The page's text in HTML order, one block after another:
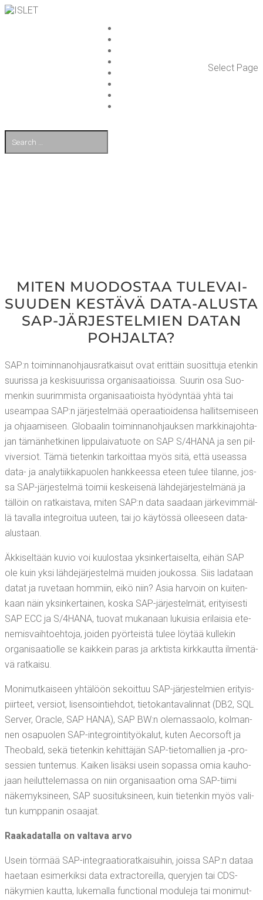
Select Page
MITEN MUO­DOS­TAA TULE­VAI­
SUU­DEN KES­TÄ­VÄ DATA-ALUS­TA
SAP-JÄR­JES­TEL­MIEN DATAN
POHJALTA?
SAP:n toi­min­na­noh­jaus­rat­kai­sut ovat erit­täin suo­sit­tu­ja eten­kin
suu­ris­sa ja kes­ki­suu­ris­sa orga­ni­saa­tiois­sa. Suu­rin osa Suo­
men­kin suu­rim­mis­ta orga­ni­saa­tiois­ta hyö­dyn­tää yhtä tai
useam­paa SAP:n jär­jes­tel­mää ope­raa­tioi­den­sa hal­lit­se­mi­seen
ja ohjaa­mi­seen. Glo­baa­lin toi­min­na­noh­jauk­sen mark­kin­ajoh­ta­
jan tämän­het­ki­nen lip­pu­lai­va­tuo­te on SAP S/4HANA ja sen pil­
vi­ver­siot. Tämä tie­ten­kin tar­koit­taa myös sitä, että useas­sa
data- ja ana­ly­tiik­ka­puo­len hank­kees­sa eteen tulee tilan­ne, jos­
sa SAP-jär­jes­tel­mä toi­mii kes­kei­se­nä läh­de­jär­jes­tel­mä­nä ja
täl­löin on rat­kais­ta­va, miten SAP:n data saa­daan jär­ke­vim­mäl­
lä taval­la integroi­tua uuteen, tai jo käy­tös­sä ollee­seen data-
alustaan.
Äkki­sel­tään kuvio voi kuu­los­taa yksin­ker­tai­sel­ta, eihän SAP
ole kuin yksi läh­de­jär­jes­tel­mä mui­den jou­kos­sa. Siis lada­taan
datat ja ruve­taan hom­miin, eikö niin? Asia har­voin on kui­ten­
kaan näin yksin­ker­tai­nen, kos­ka SAP-jär­jes­tel­mät, eri­tyi­ses­ti
SAP ECC ja S/4HANA, tuo­vat muka­naan lukui­sia eri­lai­sia ete­
ne­mis­vaih­toeh­to­ja, joi­den pyör­teis­tä tulee löy­tää kul­le­kin
orga­ni­saa­tiol­le se kaik­kein paras ja ark­tis­ta kirk­kaut­ta ilmen­tä­
vä ratkaisu.
Moni­mut­kai­seen yhtä­löön sekoit­tuu SAP-jär­jes­tel­mien eri­tyis­
piir­teet, ver­siot, lisen­soin­tieh­dot, tie­to­kan­ta­va­lin­nat (DB2, SQL
Ser­ver, Oracle, SAP HANA), SAP BW:n ole­mas­sao­lo, kol­man­
nen osa­puo­len SAP-integroin­ti­työ­ka­lut, kuten Aecor­soft ja
Theo­bald, sekä tie­ten­kin kehit­tä­jän SAP-tie­to­mal­lien ja ‑pro­
ses­sien tun­te­mus. Kai­ken lisäk­si usein sopas­sa omia kau­ho­
jaan hei­lut­te­le­mas­sa on niin orga­ni­saa­tion oma SAP-tii­mi
näke­myk­si­neen, SAP suo­si­tuk­si­neen, kuin tie­ten­kin myös vali­
tun kump­pa­nin osaajat.
Raa­ka­da­tal­la on val­ta­va arvo
Usein tör­mää SAP-inte­graa­tio­rat­kai­sui­hin, jois­sa SAP:n dataa
hae­taan esi­mer­kik­si data ext­rac­to­reil­la, que­ry­jen tai CDS-
näky­mien kaut­ta, luke­mal­la func­tio­nal modu­le­ja tai moni­mut­